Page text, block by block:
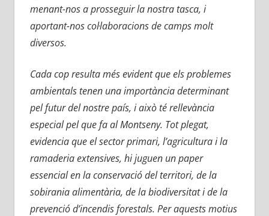
menant-nos a prosseguir la nostra tasca, i
aportant-nos col·laboracions de camps molt
diversos.
Cada cop resulta més evident que els problemes
ambientals tenen una importància determinant
pel futur del nostre país, i això té rellevància
especial pel que fa al Montseny. Tot plegat,
evidencia que el sector primari, l’agricultura i la
ramaderia extensives, hi juguen un paper
essencial en la conservació del territori, de la
sobirania alimentària, de la biodiversitat i de la
prevenció d’incendis forestals. Per aquests motius